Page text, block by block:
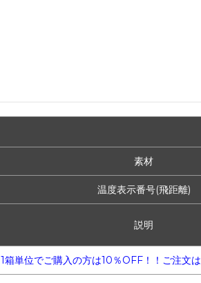
素材
温度表示番号(飛距離)
説明
1箱単位でご購入の方は10％OFF！！ご注文